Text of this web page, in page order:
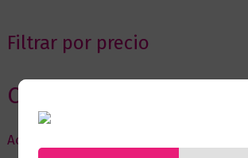
Filtrar por precio
Categorias
Actualidad